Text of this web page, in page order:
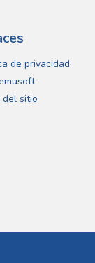
de privacidad
del sitio